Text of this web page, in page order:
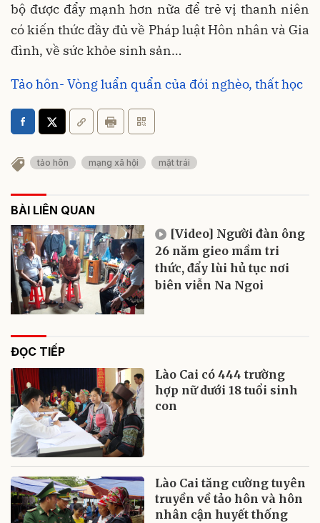
bộ được đẩy mạnh hơn nữa để trẻ vị thanh niên
có kiến thức đầy đủ về Pháp luật Hôn nhân và Gia
đình, về sức khỏe sinh sản…
Tảo hôn- Vòng luẩn quẩn của đói nghèo, thất học
tảo hôn mạng xã hội mặt trái
BÀI LIÊN QUAN
[Video] Người đàn ông
26 năm gieo mầm tri
thức, đẩy lùi hủ tục nơi
biên viễn Na Ngoi
ĐỌC TIẾP
Lào Cai có 444 trường
hợp nữ dưới 18 tuổi sinh
con
Lào Cai tăng cường tuyên
truyền về tảo hôn và hôn
nhân cận huyết thống